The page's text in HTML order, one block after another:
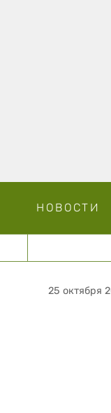
НОВОСТИ
25 октября